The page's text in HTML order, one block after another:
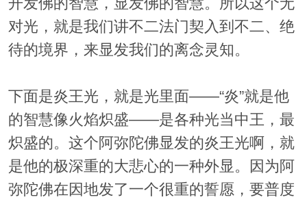
开发佛的智慧，显发佛的智慧。所以这个无
对光，就是我们讲不二法门契入到不二、绝
待的境界，来显发我们的离念灵知。
下面是炎王光，就是光里面——“炎”就是他
的智慧像火焰炽盛——是各种光当中王，最
炽盛的。这个阿弥陀佛显发的炎王光啊，就
是他的极深重的大悲心的一种外显。因为阿
弥陀佛在因地发了一个很重的誓愿，要普度